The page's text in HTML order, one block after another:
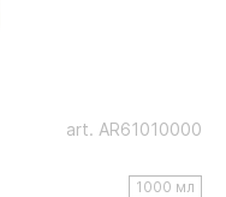
art. AR61010000
1000 мл